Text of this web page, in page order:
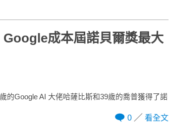
成本屆諾貝爾獎最大
的Google AI 大佬哈薩比斯和39歲的喬普獲得了諾
0
看全文